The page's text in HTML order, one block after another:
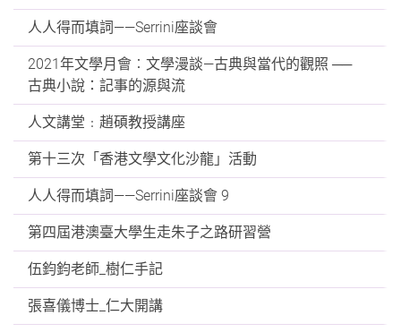
人人得而填詞——Serrini座談會
2021年文學月會︰文學漫談—古典與當代的觀照 ──
古典小說：記事的源與流
人文講堂﹕趙碩教授講座
第十三次「香港文學文化沙龍」活動
人人得而填詞——Serrini座談會 9
第四屆港澳臺大學生走朱子之路研習營
伍鈞鈞老師_樹仁手記
張喜儀博士_仁大開講